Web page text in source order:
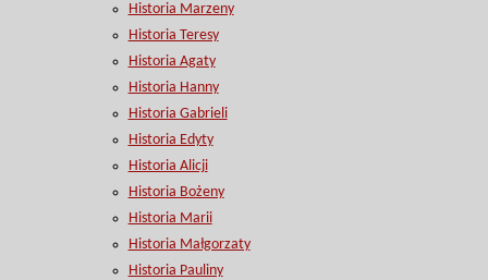
Historia Marzeny
Historia Teresy
Historia Agaty
Historia Hanny
Historia Gabrieli
Historia Edyty
Historia Alicji
Historia Bożeny
Historia Marii
Historia Małgorzaty
Historia Pauliny